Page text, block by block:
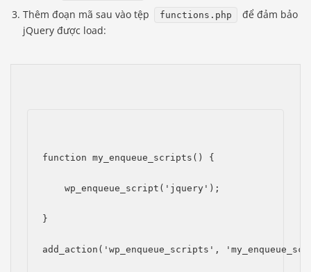
Thêm đoạn mã sau vào tệp
functions.php
để đảm bảo
jQuery được load:
function my_enqueue_scripts() {
    wp_enqueue_script('jquery');
}
add_action('wp_enqueue_scripts',